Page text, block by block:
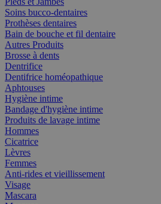
Soins bucco-dentaires
Prothèses dentaires
Bain de bouche et fil dentaire
Autres Produits
Brosse à dents
Dentrifice
Dentifrice homéopathique
Aphtouses
Hygiène intime
Bandage d'hygiène intime
Produits de lavage intime
Hommes
Cicatrice
Lèvres
Femmes
Anti-rides et vieillissement
Visage
Mascara